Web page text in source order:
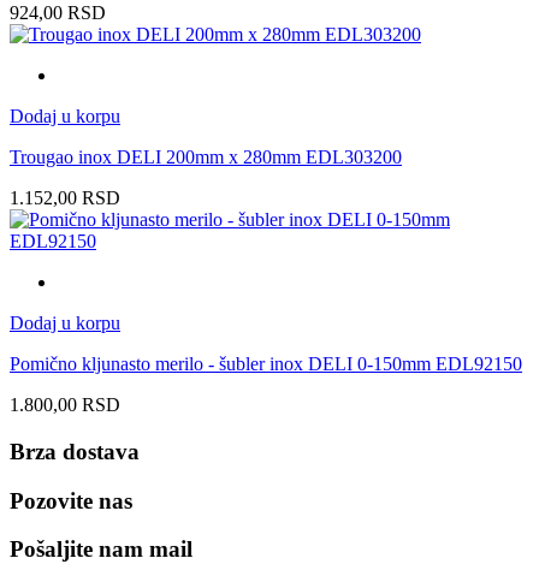
924,00 RSD
Dodaj u korpu
Trougao inox DELI 200mm x 280mm EDL303200
1.152,00 RSD
Dodaj u korpu
Pomično kljunasto merilo - šubler inox DELI 0-150mm EDL92150
1.800,00 RSD
Brza dostava
Pozovite nas
Pošaljite nam mail